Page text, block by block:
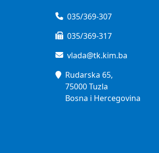
035/369-307
035/369-317
vlada@tk.kim.ba
Rudarska 65,
75000 Tuzla
Bosna i Hercegovina